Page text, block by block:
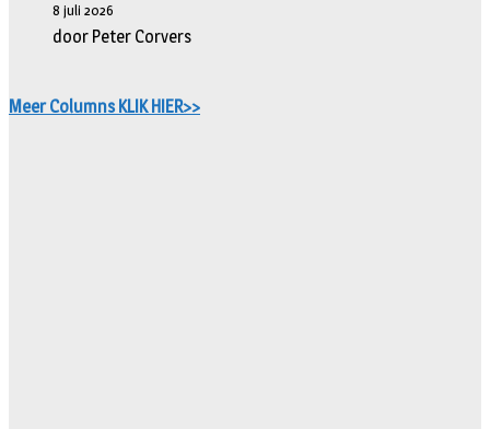
8 juli 2026
door Peter Corvers
Meer Columns KLIK HIER>>